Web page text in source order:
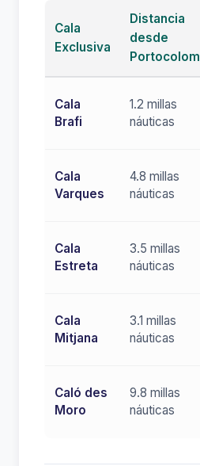
Cala
Exclusiva
Distancia
desde
Portocolom
Cala
Brafi
1.2 millas
náuticas
Cala
Varques
4.8 millas
náuticas
Cala
Estreta
3.5 millas
náuticas
Cala
Mitjana
3.1 millas
náuticas
Caló des
Moro
9.8 millas
náuticas